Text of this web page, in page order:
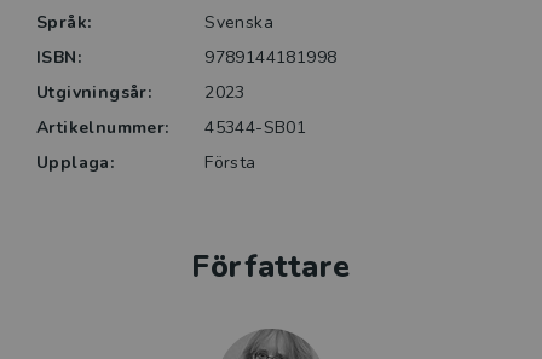
Språk:
Svenska
ISBN:
9789144181998
Utgivningsår:
2023
Artikelnummer:
45344-SB01
Upplaga:
Första
Författare